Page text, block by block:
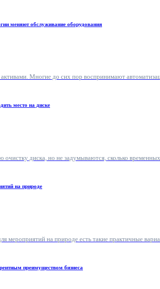
меняют обслуживание оборудования
Многие до сих пор воспринимают
место на диске
диска, но не задумываются, сколько
на природе
мероприятий на природе есть такие практичные
преимуществом бизнеса